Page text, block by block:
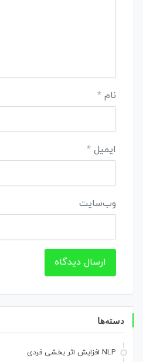
نام *
ایمیل *
وب‌سایت
دسته‌ها
NLP افزایش اثر بخشی فردی